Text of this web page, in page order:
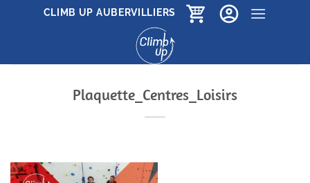
CLIMB UP AUBERVILLIERS
Plaquette_Centres_Loisirs